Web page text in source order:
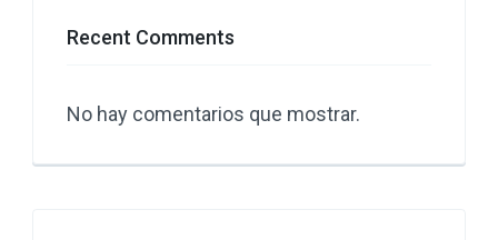
Recent Comments
No hay comentarios que mostrar.